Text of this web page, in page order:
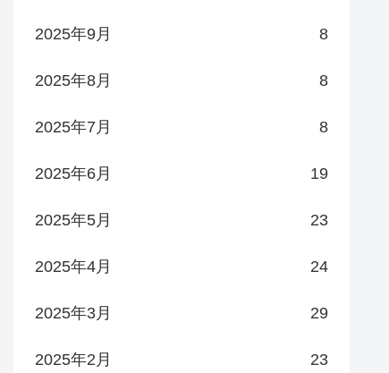
2025年9月 8
2025年8月 8
2025年7月 8
2025年6月 19
2025年5月 23
2025年4月 24
2025年3月 29
2025年2月 23